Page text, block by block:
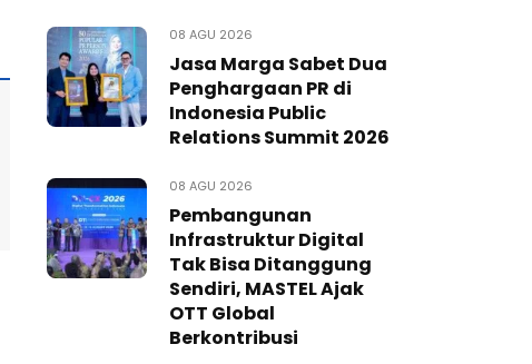
08 AGU 2026
Jasa Marga Sabet Dua
Penghargaan PR di
Indonesia Public
Relations Summit 2026
08 AGU 2026
Pembangunan
Infrastruktur Digital
Tak Bisa Ditanggung
Sendiri, MASTEL Ajak
OTT Global
Berkontribusi